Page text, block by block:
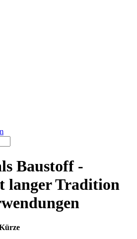
Baustoff -
langer Tradition